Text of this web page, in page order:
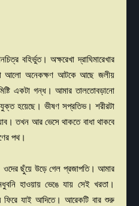
বহির্ভুত। অক্ষরেখা দ্রাঘিমারেখার
আলো অনেকক্ষণ আটকে আছে জলীয়
একটা গন্ধ। আমার তালতোবড়ানো
হয়েছে। ভীষণ সপ্রতিভ। শরীরটা
তখন আর ভেসে থাকতে বাধা থাকবে
পথ।
ছুঁয়ে উড়ে গেল প্রজাপতি। আমার
হাওয়ায় ভেঙে যায় সেই খরতা।
ফিরে যাই আদিতে। আরেকটি বার শুরু